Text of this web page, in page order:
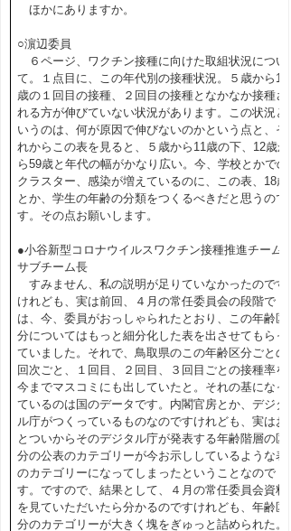
ほかにありますか。
○濵辺委員
６ページ、ワクチン接種に向けた取組状況につい
て。１点目に、この年代別の接種状況。５歳から11
歳の１回目の接種、２回目の接種となかなか接種さ
れる方が伸びていない状況があります。この状況と
いうのは、何が原因で伸びないのかという点と、そ
れからこの表を見ると、５歳から11歳の下、12歳か
ら59歳と年代の幅がかなり広い。今、学校とかでの
クラスター、感染が増えているのに、この表、18歳
とか、学生の年齢の分類をつくるべきだと思うので
す。その点お願いします。
●小谷新型コロナウイルスワクチン接種推進チーム
サブチーム長
すみません、私の説明が足りていなかったのです
けれども、実は前回、４月の常任委員会の段階で
は、今、委員がおっしゃられたとおり、この年齢区
分についてはもっと細分化した表を出させてもらっ
ていました。それで、鳥取県のこの年齢区分ごとの
回次ごと、１回目、２回目、３回目ごとの接種率を
今までマスコミにも出していたと。それの基になっ
ているのは国のデータです。内閣官房とか、デジタ
ル庁がつくっているものなのですけれども、実はお
とついからそのデジタル庁が発表する年齢階層の区
分の公表のカテゴリーが今お示ししているような表
のカテゴリーになってしまったということなので
す。ですので、結果として、４月の常任委員会資料
を見ていただいたら分かるのですけれども、年齢区
分のカテゴリーが大きく塊をぎゅっと詰められた。